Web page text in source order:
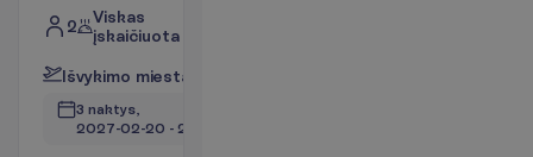
2
Viskas
įskaičiuota
Išvykimo miesta
3 naktys,
2027-02-20 - 2027-02-23